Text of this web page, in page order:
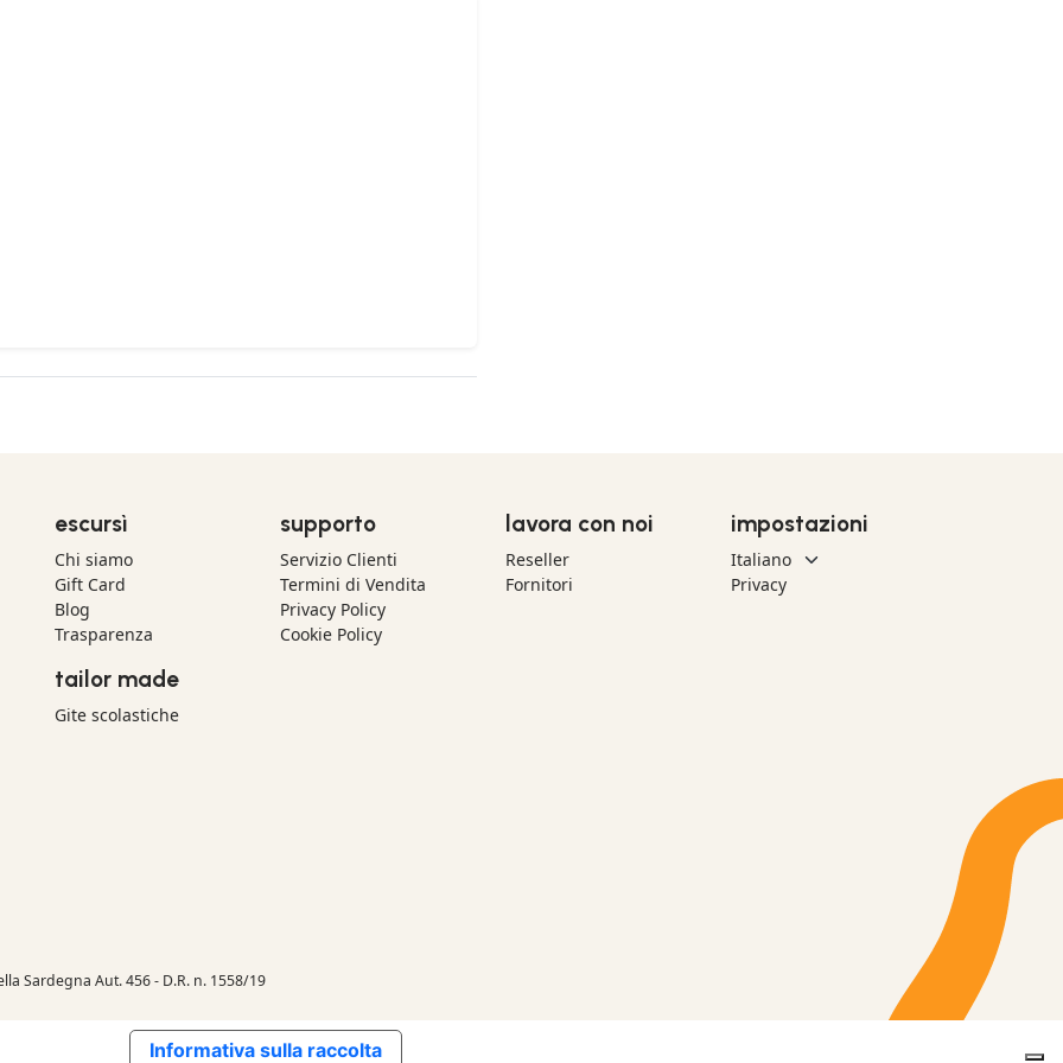
escursì
Chi siamo
Gift Card
Blog
Trasparenza
tailor made
Gite scolastiche
supporto
Servizio Clienti
Termini di Vendita
Privacy Policy
Cookie Policy
lavora con noi
Reseller
Fornitori
impostazioni
Privacy
Sardegna Aut. 456 - D.R. n. 1558/19
Informativa sulla raccolta